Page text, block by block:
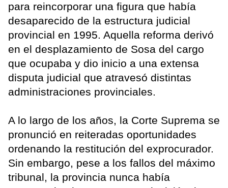
para reincorporar una figura que había
desaparecido de la estructura judicial
provincial en 1995. Aquella reforma derivó
en el desplazamiento de Sosa del cargo
que ocupaba y dio inicio a una extensa
disputa judicial que atravesó distintas
administraciones provinciales.
A lo largo de los años, la Corte Suprema se
pronunció en reiteradas oportunidades
ordenando la restitución del exprocurador.
Sin embargo, pese a los fallos del máximo
tribunal, la provincia nunca había